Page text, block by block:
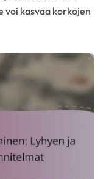
voi kasvaa korkojen